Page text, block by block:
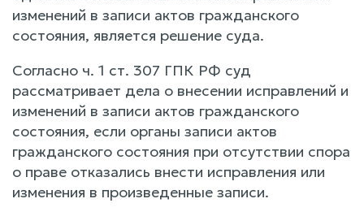
изменений в записи актов гражданского
состояния, является решение суда.
Согласно ч. 1 ст. 307 ГПК РФ суд
рассматривает дела о внесении исправлений и
изменений в записи актов гражданского
состояния, если органы записи актов
гражданского состояния при отсутствии спора
о праве отказались внести исправления или
изменения в произведенные записи.